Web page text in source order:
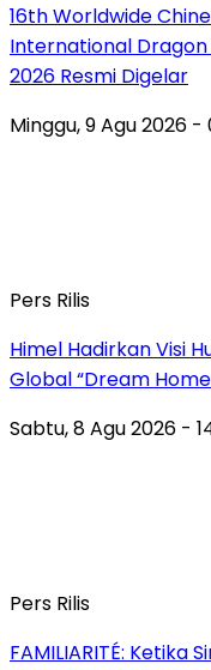
16th Worldwide
International
2026 Resmi Digelar
Minggu, 9 Agu 2026 -
Pers Rilis
Himel Hadirkan Visi
Global “Dream
Sabtu, 8 Agu 2026 -
Pers Rilis
FAMILIARITÉ: